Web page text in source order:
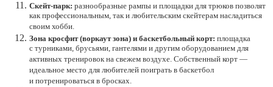
Скейт-парк: разнообразные рампы и площадки для трюков позволят
как профессиональным, так и любительским скейтерам насладиться
своим хобби.
Зона кросфит (воркаут зона) и баскетбольный корт: площадка
с турниками, брусьями, гантелями и другим оборудованием для
активных тренировок на свежем воздухе. Собственный корт —
идеальное место для любителей поиграть в баскетбол
и потренироваться в бросках.